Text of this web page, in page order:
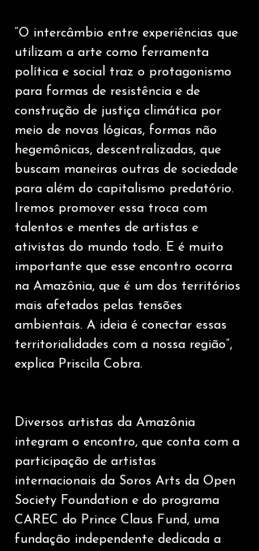
“O intercâmbio entre experiências que
utilizam a arte como ferramenta
política e social traz o protagonismo
para formas de resistência e de
construção de justiça climática por
meio de novas lógicas, formas não
hegemônicas, descentralizadas, que
buscam maneiras outras de sociedade
para além do capitalismo predatório.
Iremos promover essa troca com
talentos e mentes de artistas e
ativistas do mundo todo. E é muito
importante que esse encontro ocorra
na Amazônia, que é um dos territórios
mais afetados pelas tensões
ambientais. A ideia é conectar essas
territorialidades com a nossa região”,
explica Priscila Cobra.
Diversos artistas da Amazônia
integram o encontro, que conta com a
participação de artistas
internacionais da Soros Arts da Open
Society Foundation e do programa
CAREC do Prince Claus Fund, uma
fundação independente dedicada a